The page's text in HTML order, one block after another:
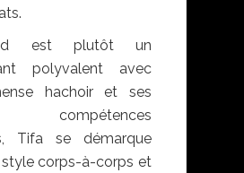
est plutôt un
polyvalent avec
hachoir et ses
compétences
Tifa se démarque
corps-à-corps et